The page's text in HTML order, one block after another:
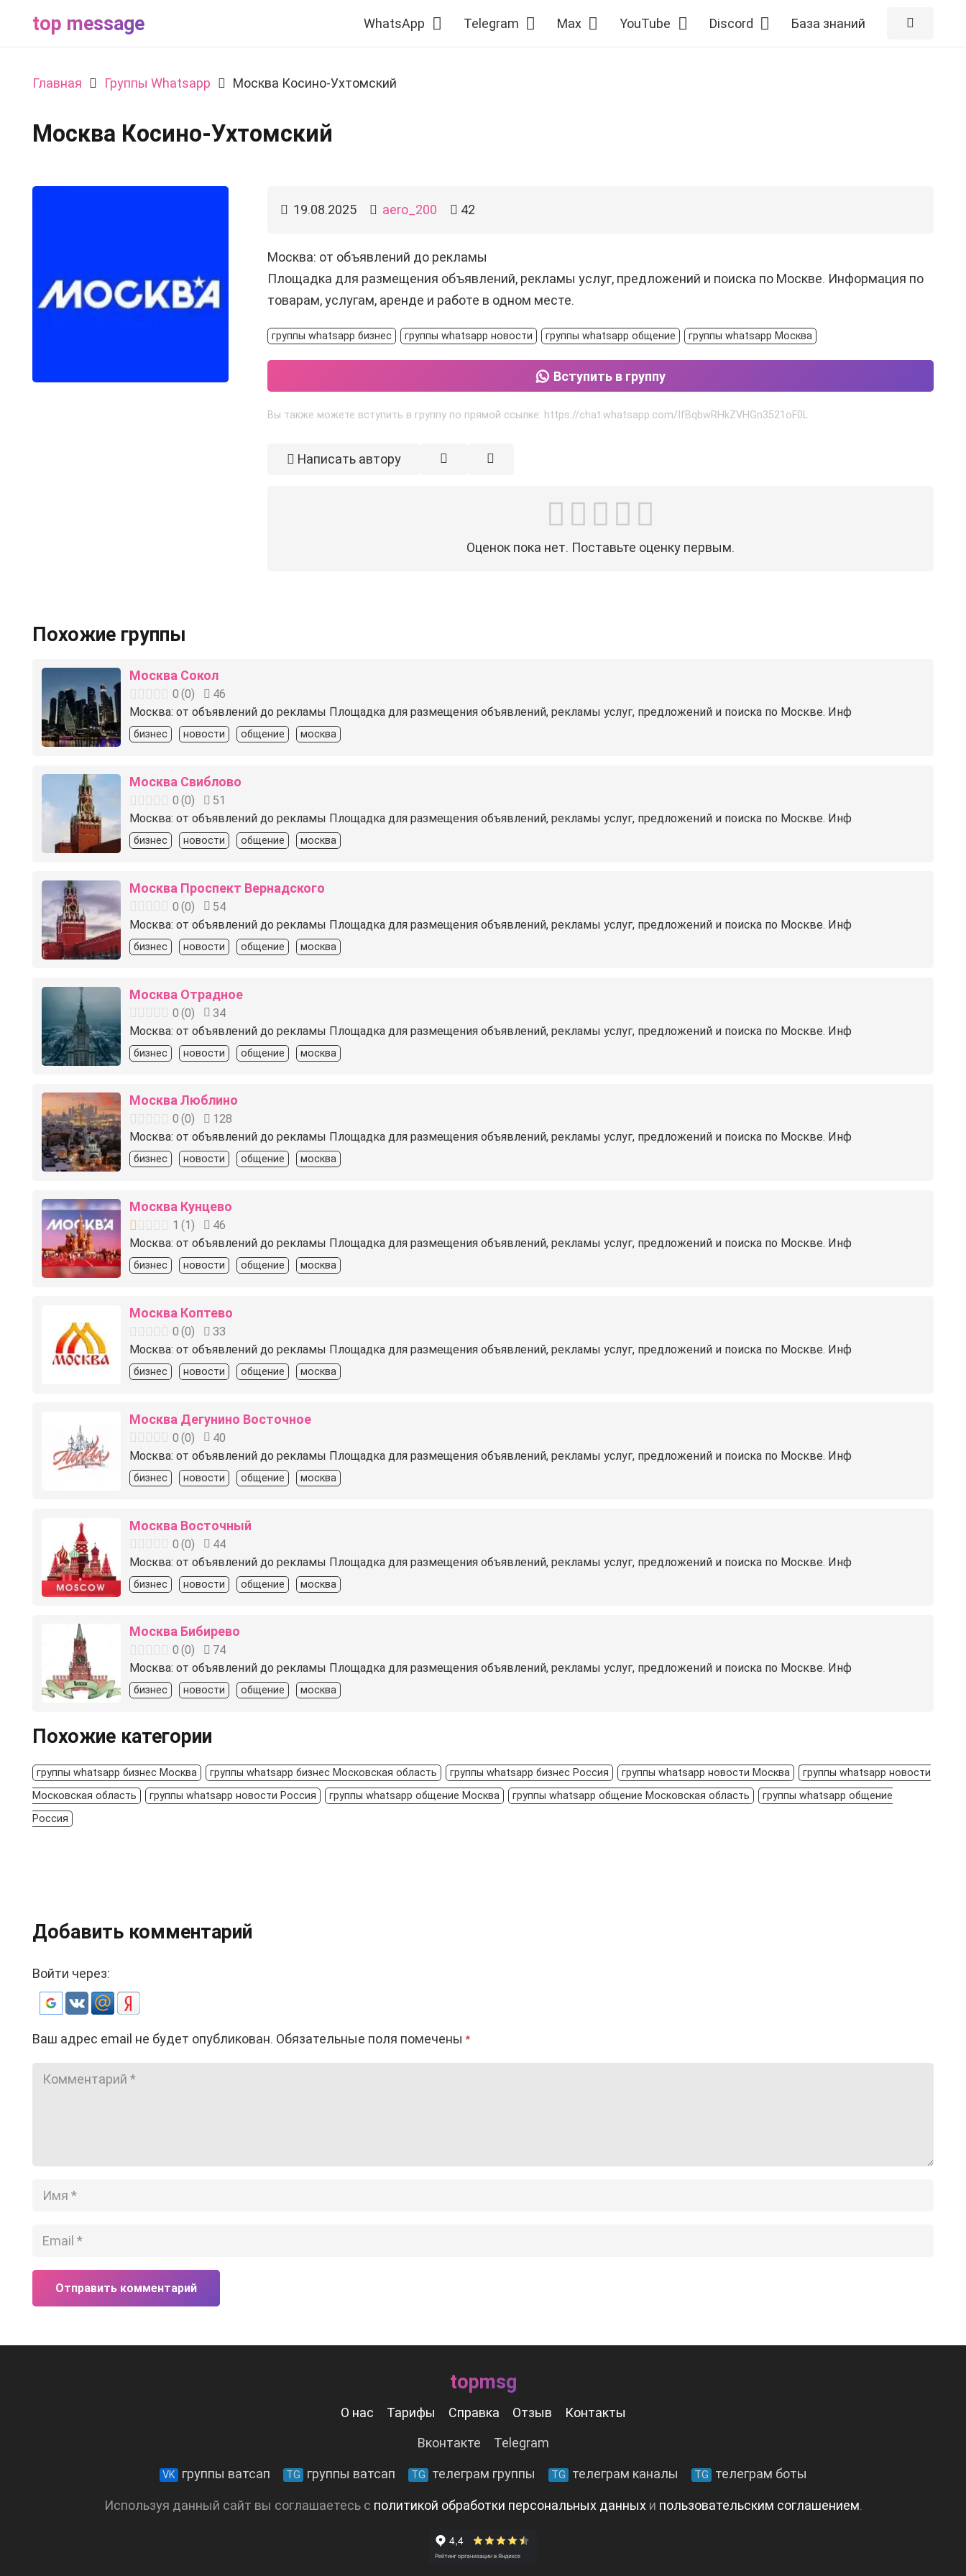
top message WhatsApp Telegram Max YouTube Discord База знаний
Главная Группы Whatsapp Москва Косино-Ухтомский
Москва Косино-Ухтомский
19.08.2025 aero_200 42
Москва: от объявлений до рекламы
Площадка для размещения объявлений, рекламы услуг, предложений и поиска по Москве. Информация по
товарам, услугам, аренде и работе в одном месте.
группы whatsapp бизнес группы whatsapp новости группы whatsapp общение группы whatsapp Москва
Вступить в группу
Вы также можете вступить в группу по прямой ссылке: https://chat.whatsapp.com/IfBqbwRHkZVHGn3521oF0L
Написать автору
Оценок пока нет. Поставьте оценку первым.
Похожие группы
Москва Сокол
0 (0)
46
Москва: от объявлений до рекламы Площадка для размещения объявлений, рекламы услуг, предложений и поиска по Москве. Инф
бизнес новости общение москва
Москва Свиблово
0 (0)
51
Москва: от объявлений до рекламы Площадка для размещения объявлений, рекламы услуг, предложений и поиска по Москве. Инф
бизнес новости общение москва
Москва Проспект Вернадского
0 (0)
54
Москва: от объявлений до рекламы Площадка для размещения объявлений, рекламы услуг, предложений и поиска по Москве. Инф
бизнес новости общение москва
Москва Отрадное
0 (0)
34
Москва: от объявлений до рекламы Площадка для размещения объявлений, рекламы услуг, предложений и поиска по Москве. Инф
бизнес новости общение москва
Москва Люблино
0 (0)
128
Москва: от объявлений до рекламы Площадка для размещения объявлений, рекламы услуг, предложений и поиска по Москве. Инф
бизнес новости общение москва
Москва Кунцево
1 (1 )
46
Москва: от объявлений до рекламы Площадка для размещения объявлений, рекламы услуг, предложений и поиска по Москве. Инф
бизнес новости общение москва
Москва Коптево
0 (0)
33
Москва: от объявлений до рекламы Площадка для размещения объявлений, рекламы услуг, предложений и поиска по Москве. Инф
бизнес новости общение москва
Москва Дегунино Восточное
0 (0)
40
Москва: от объявлений до рекламы Площадка для размещения объявлений, рекламы услуг, предложений и поиска по Москве. Инф
бизнес новости общение москва
Москва Восточный
0 (0)
44
Москва: от объявлений до рекламы Площадка для размещения объявлений, рекламы услуг, предложений и поиска по Москве. Инф
бизнес новости общение москва
Москва Бибирево
0 (0)
74
Москва: от объявлений до рекламы Площадка для размещения объявлений, рекламы услуг, предложений и поиска по Москве. Инф
бизнес новости общение москва
Похожие категории
группы whatsapp бизнес Москва группы whatsapp бизнес Московская область группы whatsapp бизнес Россия группы whatsapp новости Москва
группы whatsapp новости
Московская область
группы whatsapp новости Россия группы whatsapp общение Москва группы whatsapp общение Московская область
группы whatsapp общение
Россия
Добавить комментарий
Войти через:
Ваш адрес email не будет опубликован. Обязательные поля помечены *
Отправить комментарий
topmsg
О нас Тарифы Справка Отзыв Контакты
Вконтакте Telegram
VK группы ватсап TG группы ватсап TG телеграм группы TG телеграм каналы TG телеграм боты
Используя данный сайт вы соглашаетесь с политикой обработки персональных данныхи пользовательским соглашением.